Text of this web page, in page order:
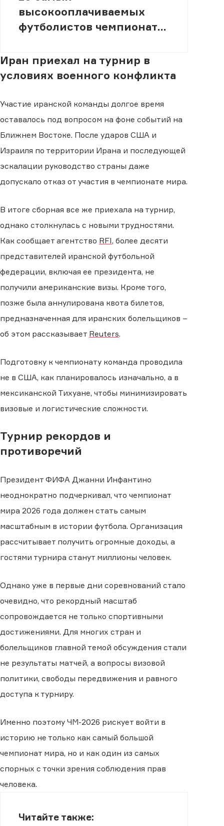
высокооплачиваемых
футболистов чемпионата
Иран приехал на турнир в
условиях военного конфликта
Участие иранской команды долгое время
оставалось под вопросом на фоне событий на
Ближнем Востоке. После ударов США и
Израиля по территории Ирана и последующей
эскалации руководство страны даже
допускало отказ от участия в чемпионате мира.
В итоге сборная все же приехала на турнир,
однако столкнулась с новыми трудностями.
Как сообщает агентство RFI, более десяти
представителей иранской футбольной
федерации, включая ее президента, не
получили американские визы. Кроме того,
позже была аннулирована квота билетов,
предназначенная для иранских болельщиков −
об этом рассказывает Reuters.
Подготовку к чемпионату команда проводила
не в США, как планировалось изначально, а в
мексиканской Тихуане, чтобы минимизировать
визовые и логистические сложности.
Турнир рекордов и
противоречий
Президент ФИФА Джанни Инфантино
неоднократно подчеркивал, что чемпионат
мира 2026 года должен стать самым
масштабным в истории футбола. Организация
рассчитывает получить огромные доходы, а
гостями турнира станут миллионы человек.
Однако уже в первые дни соревнований стало
очевидно, что рекордный масштаб
сопровождается не только спортивными
достижениями. Для многих стран и
болельщиков главной темой обсуждения стали
не результаты матчей, а вопросы визовой
политики, свободы передвижения и равного
доступа к турниру.
Именно поэтому ЧМ-2026 рискует войти в
историю не только как самый большой
чемпионат мира, но и как один из самых
спорных с точки зрения соблюдения прав
человека.
Читайте также: